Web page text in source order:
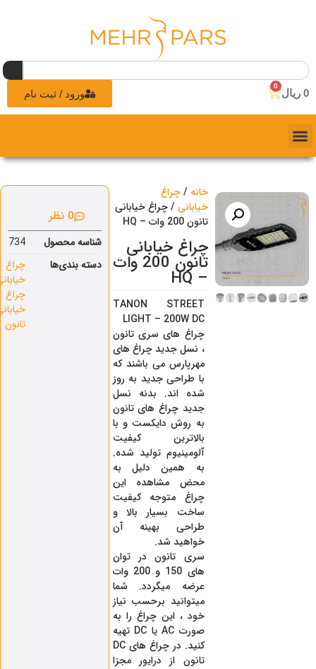
ریال
0
ورود / ثبت نام
خانه/چراغ
خیابانی/ چراغ خیابانی
تانون 200 وات – HQ
چراغ خیابانی
تانون 200 وات
– HQ
TANON STREET
LIGHT – 200W DC
چراغ های سری تانون
، نسل جدید چراغ های
مهرپارس می باشند که
با طراحی جدید به روز
شده اند. بدنه نسل
جدید چراغ های تانون
به روش دایکست و با
بالاترین کیفیت
آلومینیوم تولید شده.
به همین دلیل به
محض مشاهده این
چراغ متوجه کیفیت
ساخت بسیار بالا و
طراحی بهینه آن
خواهید شد.
سری تانون در توان
های 150 و 200 وات
عرضه میگردد. شما
میتوانید برحسب نیاز
خود ، این چراغ را به
صورت AC یا DC تهیه
کنید. در چراغ های DC
تانون از درایور مجزا
0 نظر
شناسه محصول
734
دسته بندی‌ها
چراغ
خیابانی,
چراغ
خیابانی
تانون